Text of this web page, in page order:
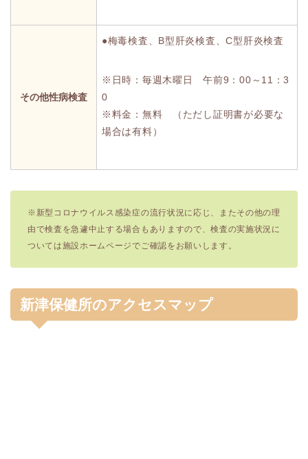
その他性病検査
●梅毒検査、B型肝炎検査、C型肝炎検査
※日時：毎週木曜日 午前9：00～11：3
0
※料金：無料 （ただし証明書が必要な
場合は有料）
※新型コロナウイルス感染症の流行状況に応じ、またその他の理
由で検査を急遽中止する場合もありますので、検査の実施状況に
ついては施設ホームページでご確認をお願いします。
新津保健所のアクセスマップ